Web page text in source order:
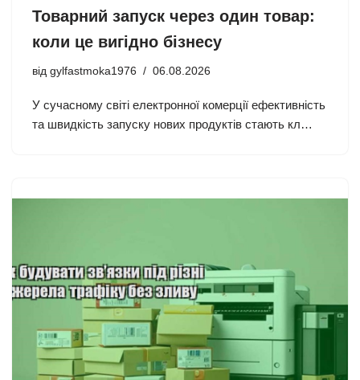
Товарний запуск через один товар:
коли це вигідно бізнесу
від gylfastmoka1976 06.08.2026
У сучасному світі електронної комерції ефективність
та швидкість запуску нових продуктів стають кл…